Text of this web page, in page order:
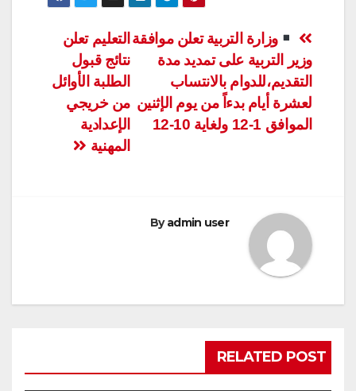
تصفّح
المقالات
التعليم تعلن
نتائج قبول
الطلبة الأوائل
من خريجي
الإعدادية
المهنية
وزارة التربية تعلن موافقة
وزير التربية على تمديد مدة
التقديم،للدوام بالانتساب
لعشرة أيام بدءاً من يوم الإثنين
الموافق 1-12 ولغاية 10-12
Byadmin user
RELATED POST